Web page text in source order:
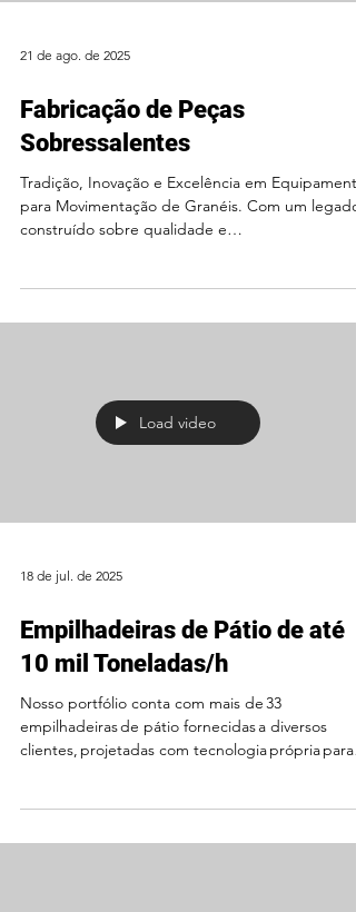
21 de ago. de 2025
Fabricação de Peças
Sobressalentes
Tradição, Inovação e Excelência em
para Movimentação de Granéis. Com um legado
construído sobre qualidade e
Load video
18 de jul. de 2025
Empilhadeiras de Pátio de até
10 mil Toneladas/h
Nosso portfólio conta com mais de 33
empilhadeiras de pátio fornecidas a diversos
clientes, projetadas com tecnologia própria para